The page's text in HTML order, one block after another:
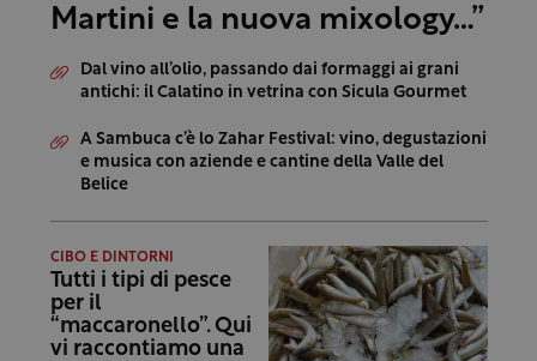
Martini e la nuova mixology…”
Dal vino all’olio, passando dai formaggi ai grani
antichi: il Calatino in vetrina con Sicula Gourmet
A Sambuca c’è lo Zahar Festival: vino, degustazioni
e musica con aziende e cantine della Valle del
Belice
CIBO E DINTORNI
Tutti i tipi di pesce
per il
“maccaronello”. Qui
vi raccontiamo una